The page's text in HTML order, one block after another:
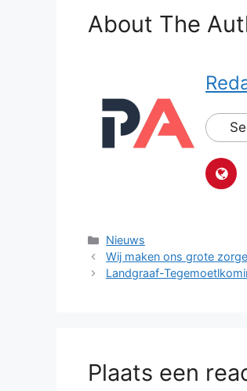
About The
Categorieën
Nieuws
Wij maken ons grote
Landgraaf-
Plaats een